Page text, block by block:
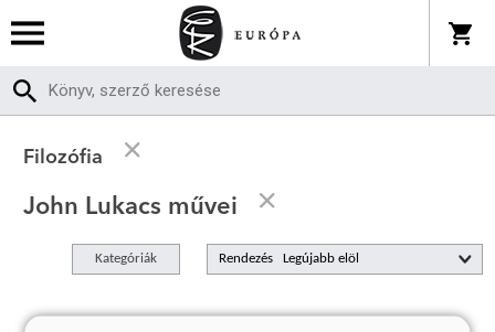
Filozófia
John Lukacs művei
Kategóriák Rendezés